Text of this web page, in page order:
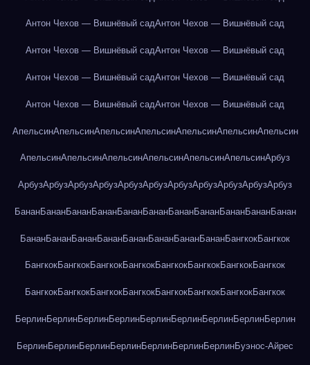
Антон Чехов — Вишнёвый садАнтон Чехов — Вишнёвый сад
Антон Чехов — Вишнёвый садАнтон Чехов — Вишнёвый сад
Антон Чехов — Вишнёвый садАнтон Чехов — Вишнёвый сад
Антон Чехов — Вишнёвый садАнтон Чехов — Вишнёвый сад
АпельсинАпельсинАпельсинАпельсинАпельсинАпельсинАпельсин
АпельсинАпельсинАпельсинАпельсинАпельсинАпельсинАрбуз
АрбузАрбузАрбузАрбузАрбузАрбузАрбузАрбузАрбузАрбузАрбуз
БананБананБананБананБананБананБананБананБананБананБанан
БананБананБананБананБананБананБананБананБангкокБангкок
БангкокБангкокБангкокБангкокБангкокБангкокБангкокБангкок
БангкокБангкокБангкокБангкокБангкокБангкокБангкокБангкок
БерлинБерлинБерлинБерлинБерлинБерлинБерлинБерлинБерлин
БерлинБерлинБерлинБерлинБерлинБерлинБерлинБуэнос-Айрес